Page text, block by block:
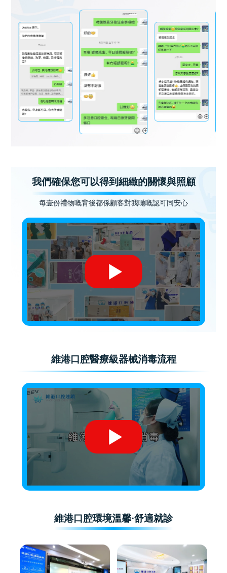
我們確保您可以得到細緻的關懷與照顧
每壹份禮物嘅背後都係顧客對我哋嘅認可同安心
維港口腔醫療級器械消毒流程
維港口腔環境溫馨·舒適就診